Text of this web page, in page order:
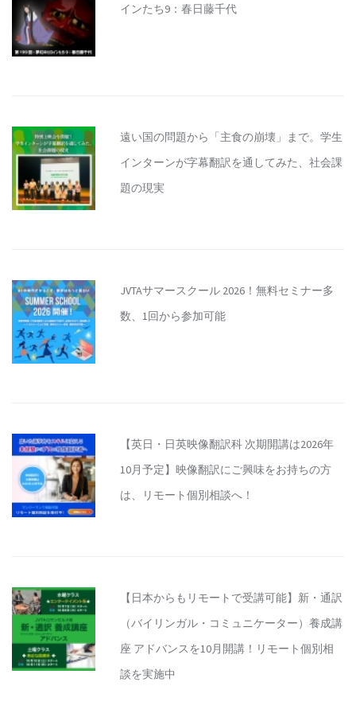
インたち9：春日藤千代
遠い国の問題から「主食の崩壊」まで。学生
インターンが字幕翻訳を通してみた、社会課
題の現実
JVTAサマースクール 2026！無料セミナー多
数、1回から参加可能
【英日・日英映像翻訳科 次期開講は2026年
10月予定】映像翻訳にご興味をお持ちの方
は、リモート個別相談へ！
【日本からもリモートで受講可能】新・通訳
（バイリンガル・コミュニケーター）養成講
座 アドバンスを10月開講！リモート個別相
談を実施中